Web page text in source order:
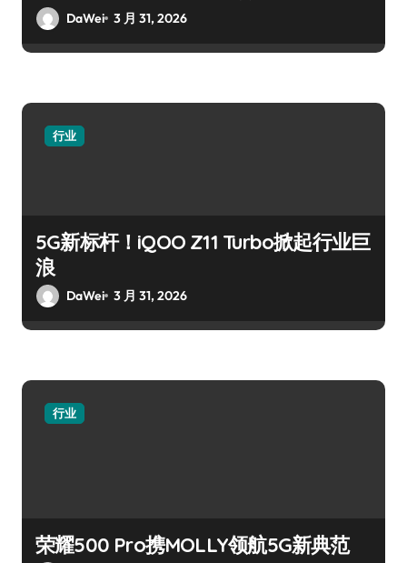
DaWei 3 月 31, 2026
行业
5G新标杆！iQOO Z11 Turbo掀起行业巨
浪
DaWei 3 月 31, 2026
行业
荣耀500 Pro携MOLLY领航5G新典范